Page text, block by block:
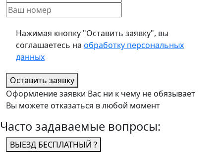
Нажимая кнопку "Оставить заявку", вы
соглашаетесь на обработку персональных
данных
Оставить заявку
Оформление заявки Вас ни к чему не обязывает
Вы можете отказаться в любой момент
Часто задаваемые вопросы:
ВЫЕЗД БЕСПЛАТНЫЙ ?